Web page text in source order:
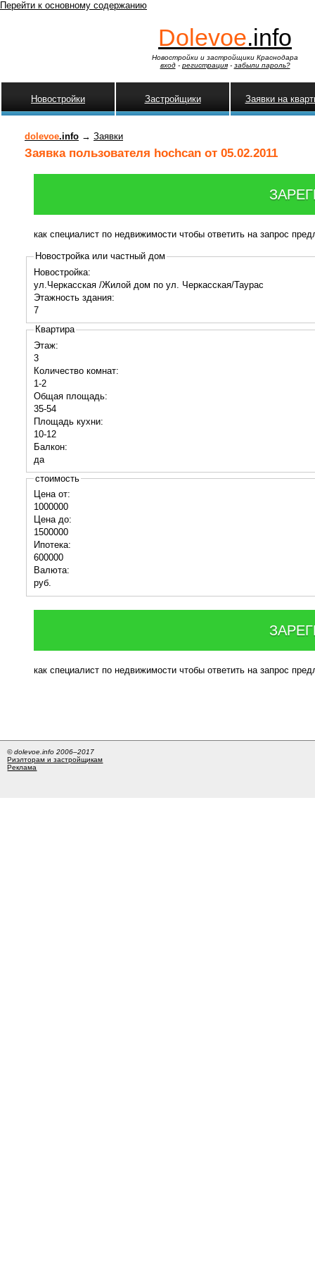
Перейти к основному содержанию
Dolevoe.info
Новостройки и застройщики Краснодара
вход- регистрация- забыли пароль?
Новостройки Застройщики Заявки на
dolevoe.info → Заявки
Заявка пользователя hochcan от 05.02.2011
как специалист по недвижимости чтобы ответить на запрос
Новостройка или частный дом
Новостройка:
ул.Черкасская /Жилой дом по ул. Черкасская/Таурас
Этажность здания:
7
Квартира
Этаж:
3
Количество комнат:
1-2
Общая площадь:
35-54
Площадь кухни:
10-12
Балкон:
да
стоимость
Цена от:
1000000
Цена до:
1500000
Ипотека:
600000
Валюта:
руб.
как специалист по недвижимости чтобы ответить на запрос
© dolevoe.info 2006–2017
Риэлторам и застройщикам
Реклама